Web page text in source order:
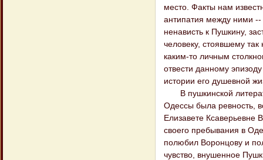
место. Факты нам
антипатия между ними --
ненависть к Пушкину,
человеку, стоявшему
каким-то личным
отвести данному
истории его душевной
В пушкинской
Одессы была ревность,
Елизавете Ксаверьевне
своего пребывания в
полюбил Воронцову и
чувство, внушенное